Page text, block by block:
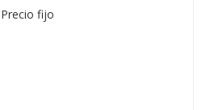
fijo